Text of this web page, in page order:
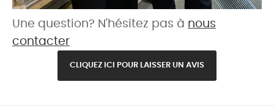
Une question? N'hésitez pas à nous
contacter
CLIQUEZ ICI POUR LAISSER UN AVIS